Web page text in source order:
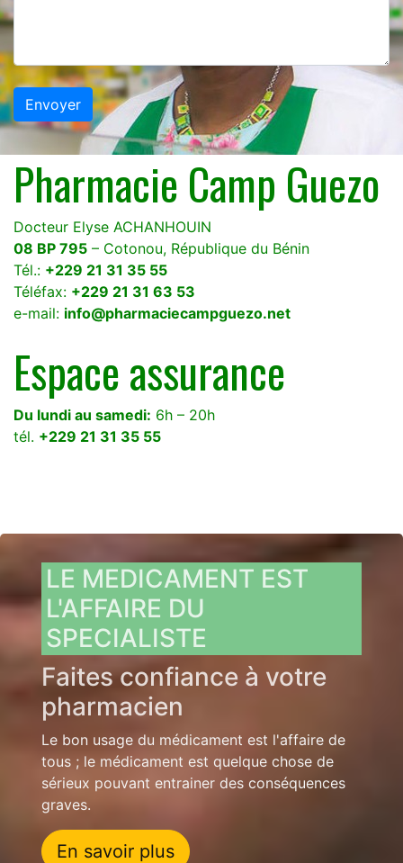
Pharmacie Camp Guezo
Docteur Elyse ACHANHOUIN
08 BP 795 – Cotonou, République du Bénin
Tél.: +229 21 31 35 55
Téléfax: +229 21 31 63 53
e-mail: info@pharmaciecampguezo.net
Espace assurance
Du lundi au samedi: 6h – 20h
tél. +229 21 31 35 55
LE MEDICAMENT EST
L'AFFAIRE DU
SPECIALISTE
Faites confiance à votre
pharmacien
Le bon usage du médicament est l'affaire de
tous ; le médicament est quelque chose de
sérieux pouvant entrainer des conséquences
graves.
En savoir plus